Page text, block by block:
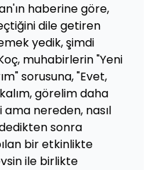
haberine göre,
dile getiren
yedik, şimdi
muhabirlerin "Yeni
sorusuna, "Evet,
görelim daha
ama nereden, nasıl
sonra
bir etkinlikte
ile birlikte